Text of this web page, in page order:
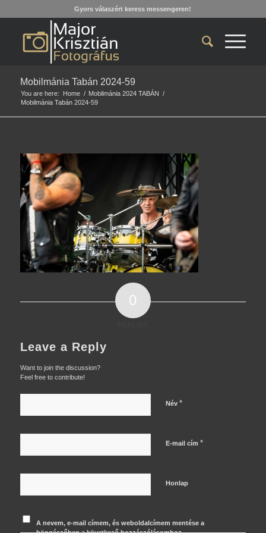
Gyors válaszért keress messengeren!
Mobilmánia Tabán 2024-59
You are here: Home / Mobilmánia 2024 TABÁN /
Mobilmánia Tabán 2024-59
0
Leave a Reply
Want to join the discussion?
Feel free to contribute!
Név *
E-mail cím *
Honlap
A nevem, e-mail címem, és weboldalcímem mentése a